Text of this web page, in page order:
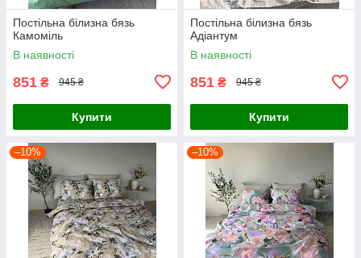
Постільна білизна бязь
Камоміль
В наявності
851 ₴ 945 ₴
Купити
Постільна білизна бязь
Адіантум
В наявності
851 ₴ 945 ₴
Купити
–10% –10%